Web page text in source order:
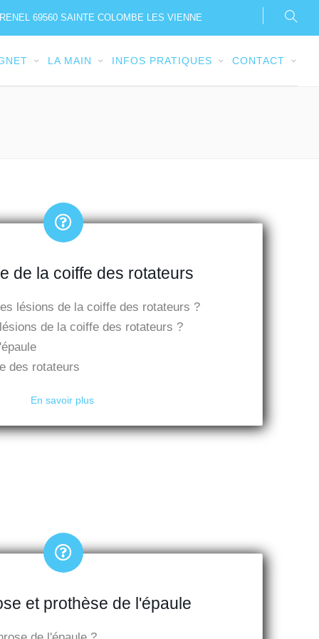
69560 SAINTE COLOMBE LES VIENNE
LA MAIN INFOS PRATIQUES CONTACT
de la coiffe des rotateurs
lésions de la coiffe des rotateurs ?
de la coiffe des rotateurs ?
des rotateurs
En savoir plus
et prothèse de l'épaule